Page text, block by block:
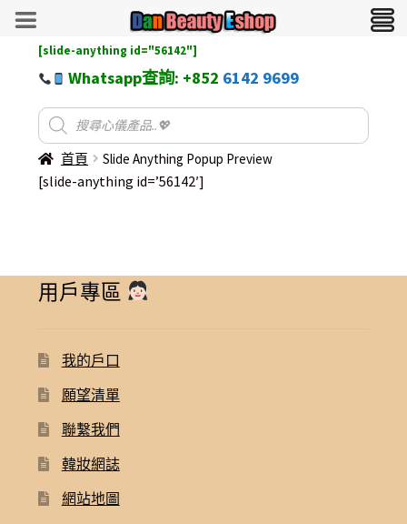
[slide-anything id="56142"]
Whatsapp查詢: +852 6142 9699
首頁 Slide Anything Popup Preview
[slide-anything id=’56142′]
用戶專區
我的戶口
願望清單
聯繫我們
韓妝網誌
網站地圖